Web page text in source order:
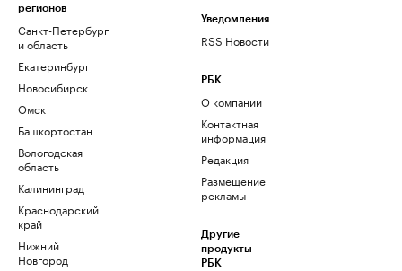
регионов
Санкт-Петербург
и область
Екатеринбург
Новосибирск
Омск
Башкортостан
Вологодская
область
Калининград
Краснодарский
край
Нижний
Новгород
Уведомления
RSS Новости
РБК
О компании
Контактная
информация
Редакция
Размещение
рекламы
Другие
продукты
РБК